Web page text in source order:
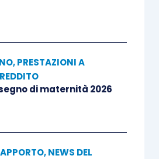
,PRESTAZIONI A
di maternità 2026
,NEWS DEL